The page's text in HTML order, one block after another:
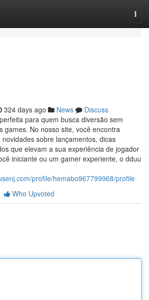
324 days ago News
Discuss
para quem busca diversão sem
games. No nosso site, você encontra
sobre lançamentos, dicas
que elevam a sua experiência de jogador
iniciante ou um gamer experiente, o dduu
profile/hemabo967799968/profile
Who Upvoted